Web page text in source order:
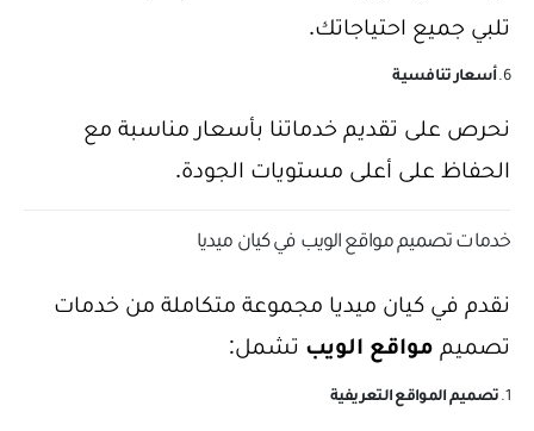
تلبي جميع احتياجاتك.
6. أسعار تنافسية
نحرص على تقديم خدماتنا بأسعار مناسبة مع
الحفاظ على أعلى مستويات الجودة.
خدمات تصميم مواقع الويب في كيان ميديا
نقدم في كيان ميديا مجموعة متكاملة من خدمات
تصميم مواقع الويب تشمل:
1. تصميم المواقع التعريفية